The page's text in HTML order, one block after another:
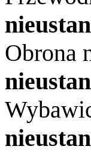
Obrona